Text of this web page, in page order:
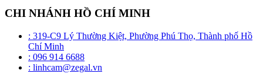
CHI NHÁNH HỒ CHÍ MINH
: 319-C9 Lý Thường Kiệt, Phường Phú Thọ, Thành phố Hồ
Chí Minh
: 096 914 6688
: linhcam@zegal.vn